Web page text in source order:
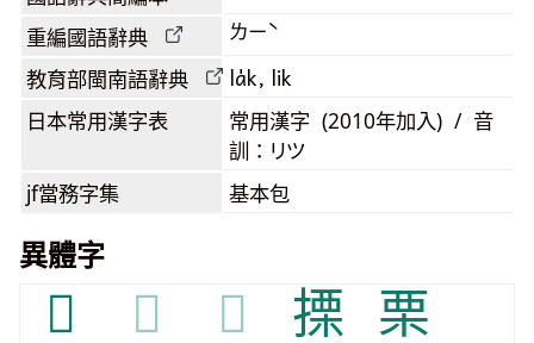
重編國語辭典 ㄌㄧˋ
教育部閩南語辭典 la̍k, lik
日本常用漢字表
常用漢字 (2010年加入) / 音
訓：リツ
jf當務字集 基本包
異體字
𢢙 𢢙 𢢙 搮 栗